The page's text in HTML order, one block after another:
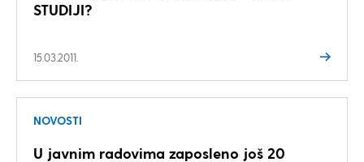
STUDIJI?
15.03.2011.
NOVOSTI
U javnim radovima zaposleno još 20